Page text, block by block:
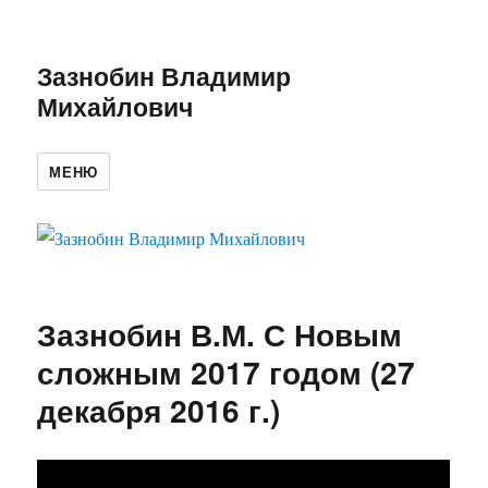
Зазнобин Владимир
Михайлович
МЕНЮ
Зазнобин В.М. С Новым
сложным 2017 годом (27
декабря 2016 г.)